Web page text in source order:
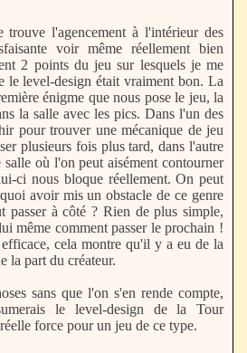
trouve l'agencement à l'intérieur des
voir même réellement bien
2 points du jeu sur lesquels je me
le level-design était vraiment bon. La
énigme que nous pose le jeu, la
la salle avec les pics. Dans l'un des
pour trouver une mécanique de jeu
plusieurs fois plus tard, dans l'autre
salle où l'on peut aisément contourner
ci nous bloque réellement. On peut
avoir mis un obstacle de ce genre
passer à côté ? Rien de plus simple,
même comment passer le prochain !
cela montre qu'il y a eu de la
la part du créateur.
sans que l'on s'en rende compte,
le level-design de la Tour
force pour un jeu de ce type.